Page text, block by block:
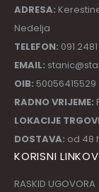
ADRESA:
Nedelja
TELEFON: 091
EMAIL:
OIB: 50056415529
RADNO VRIJEME:
LOKACIJE
DOSTAVA: od 48
KORISNI
RASKID UGOVORA